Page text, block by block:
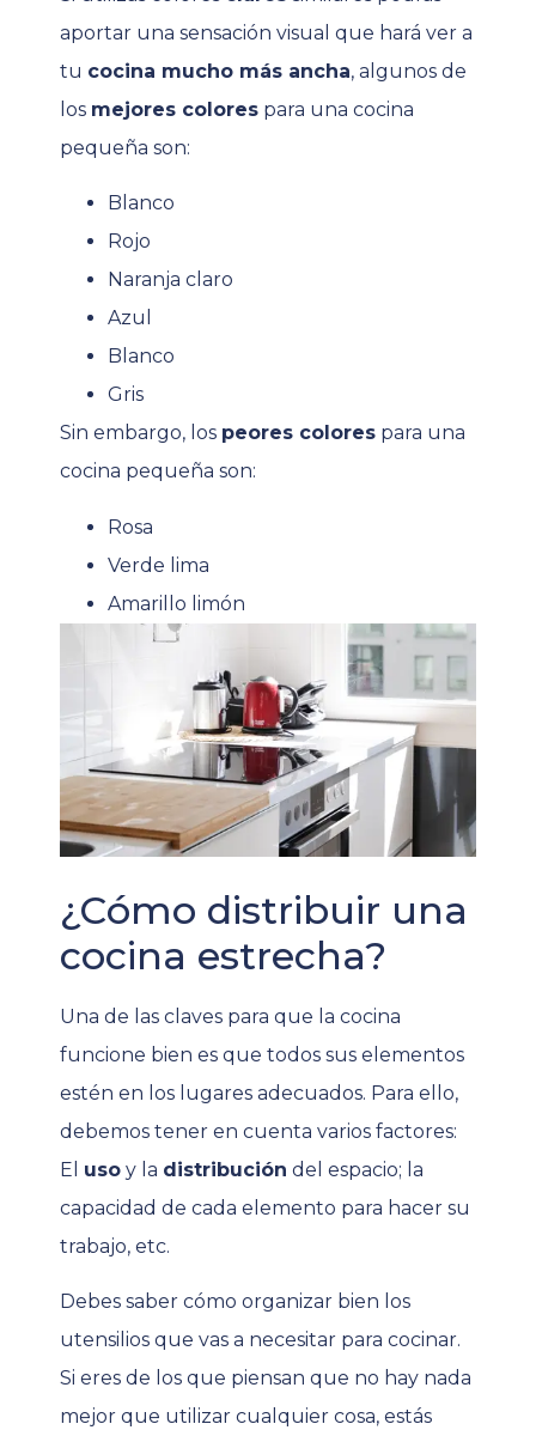
aportar una sensación visual que hará ver a
tu cocina mucho más ancha, a lgunos de
los mejores colores para una cocina
pequeña son:
Blanco
Rojo
Naranja claro
Azul
Blanco
Gris
Sin embargo, los peores colores para una
cocina pequeña son:
Rosa
Verde lima
Amarillo limón
¿Cómo distribuir una
cocina estrecha?
Una de las claves para que la cocina
funcione bien es que todos sus elementos
estén en los lugares adecuados. Para ello,
debemos tener en cuenta varios factores:
El uso y la distribución del espacio; la
capacidad de cada elemento para hacer su
trabajo, etc.
Debes saber cómo organizar bien los
utensilios que vas a necesitar para cocinar.
Si eres de los que piensan que no hay nada
mejor que utilizar cualquier cosa, estás